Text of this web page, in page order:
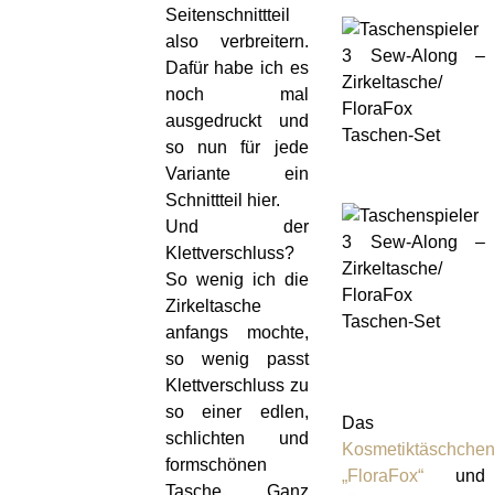
Seitenschnittteil
also verbreitern.
Dafür habe ich es
noch mal
ausgedruckt und
so nun für jede
Variante ein
Schnittteil hier.
Und der
Klettverschluss?
So wenig ich die
Zirkeltasche
anfangs mochte,
so wenig passt
Klettverschluss zu
so einer edlen,
schlichten und
formschönen
Tasche. Ganz
Das
„FloraFox“ und